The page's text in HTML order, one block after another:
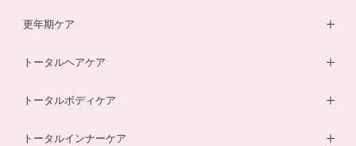
酵素ドリンク
温活シルク腹巻き
鉄分ラムネ
ベビーオイル
更年期ケア
薬用入浴剤
トータルヘアケア
ヘアローション
トータルボディケア
ダイエットサプリ
トータルインナーケア